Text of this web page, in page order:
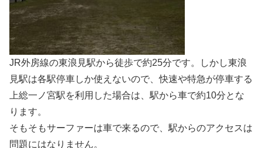
JR外房線の東浪見駅から徒歩で約25分です。しかし東浪
見駅は各駅停車しか使えないので、快速や特急が停車する
上総一ノ宮駅を利用した場合は、駅から車で約10分とな
ります。
そもそもサーファーは車で来るので、駅からのアクセスは
問題にはなりません。